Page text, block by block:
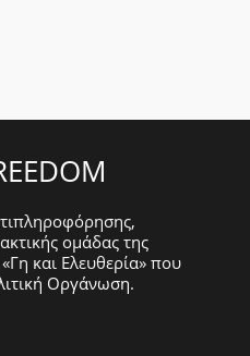
ομάδας της
και Ελευθερία» που
Οργάνωση.